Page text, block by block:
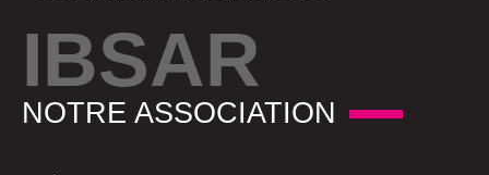
IBSAR
NOTRE ASSOCIATION